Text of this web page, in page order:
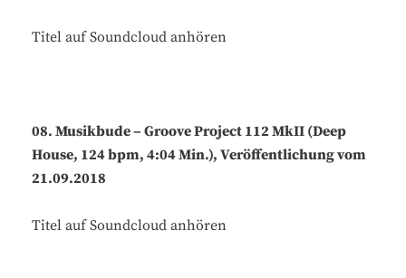
Titel auf Soundcloud anhören
08. Musikbude – Groove Project 112 MkII (Deep
House, 124 bpm, 4:04 Min.), Veröffentlichung vom
21.09.2018
Titel auf Soundcloud anhören